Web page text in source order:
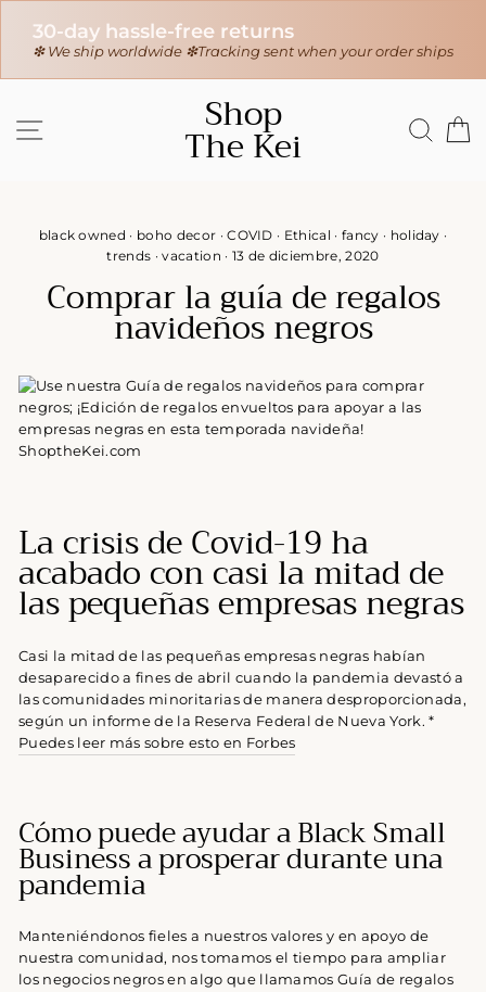
30-day hassle-free returns
❇ We ship worldwide ❇Tracking sent when your order ships
Shop
The Kei
black owned · boho decor ·COVID · Ethical · fancy · holiday ·
trends ·vacation · 13 de diciembre, 2020
Comprar la guía de regalos
navideños negros
La crisis de Covid-19 ha
acabado con casi la mitad de
las pequeñas empresas negras
Casi la mitad de las pequeñas empresas negras habían
desaparecido a fines de abril cuando la pandemia devastó a
las comunidades minoritarias de manera desproporcionada,
según un informe de la Reserva Federal de Nueva York. *
Puedes leer más sobre esto en Forbes
Cómo puede ayudar a Black Small
Business a prosperar durante una
pandemia
Manteniéndonos fieles a nuestros valores y en apoyo de
nuestra comunidad, nos tomamos el tiempo para ampliar
los negocios negros en algo que llamamos Guía de regalos